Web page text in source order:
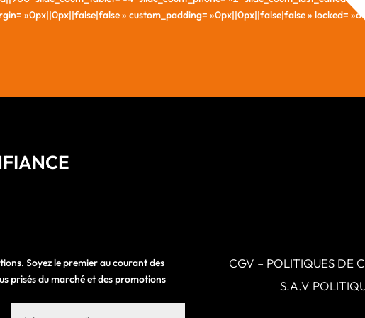
»0px||0px||false|false » custom_padding= »0px||0px||false|false » locked=
Soyez le premier au courant des
prisés du marché et des promotions
CGV – POLITIQUES DE
S.A.V